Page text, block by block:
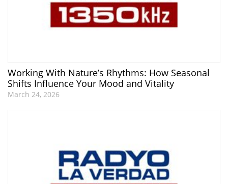
Working With Nature’s Rhythms: How Seasonal
Shifts Influence Your Mood and Vitality
March 24, 2026